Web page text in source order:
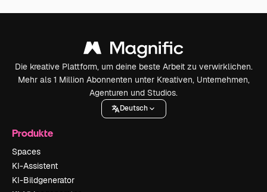
Die kreative Plattform, um deine beste Arbeit zu verwirklichen.
Mehr als 1 Million Abonnenten unter Kreativen, Unternehmen,
Agenturen und Studios.
Deutsch
Produkte
Spaces
KI-Assistent
KI-Bildgenerator